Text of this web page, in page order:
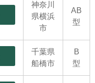
神奈川
県横浜
市
AB
型
千葉県
船橋市
B
型